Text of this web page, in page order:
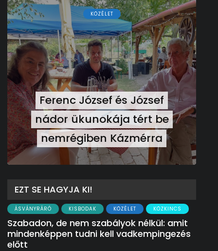
KÖZÉLET
Ferenc József és József
nádor ükunokája tért be
nemrégiben Kázmérra
EZT SE HAGYJA KI!
ÁSVÁNYRÁRÓ KISBODAK KÖZÉLET KÖZKINCS
Szabadon, de nem szabályok nélkül: amit
mindenképpen tudni kell vadkempingezés
előtt